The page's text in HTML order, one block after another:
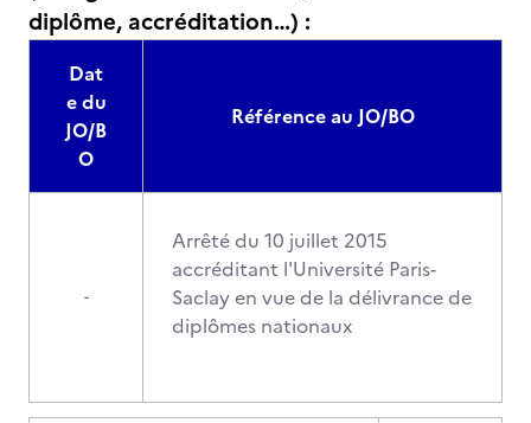
diplôme, accréditation…) :
Dat
e du
JO/B
O
Référence au JO/BO
-
Arrêté du 10 juillet 2015
accréditant l'Université Paris-
Saclay en vue de la délivrance de
diplômes nationaux